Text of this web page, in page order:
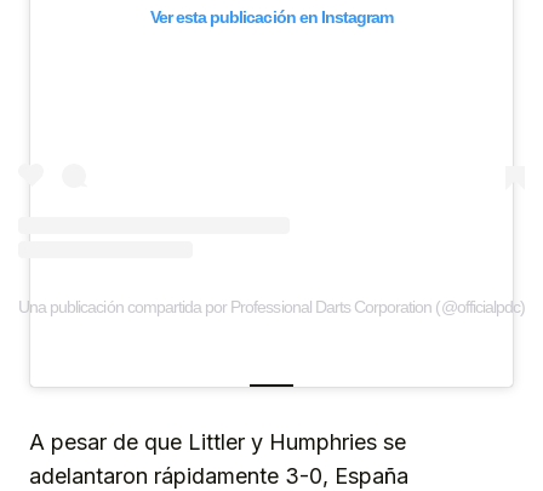
Ver esta publicación en Instagram
Una publicación compartida por Professional Darts Corporation (@officialpdc)
A pesar de que Littler y Humphries se
adelantaron rápidamente 3-0, España